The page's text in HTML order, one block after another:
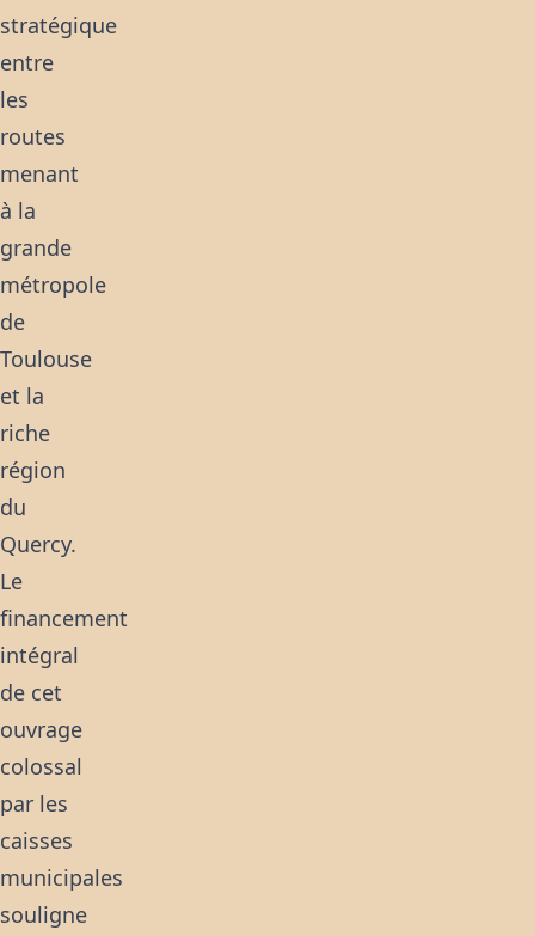
stratégique
entre
les
routes
menant
à la
grande
métropole
de
Toulouse
et la
riche
région
du
Quercy.
Le
financement
intégral
de cet
ouvrage
colossal
par les
caisses
municipales
souligne